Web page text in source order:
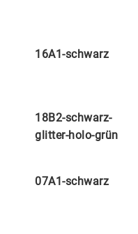
16A1-schwarz
18B2-schwarz-
glitter-holo-grün
07A1-schwarz